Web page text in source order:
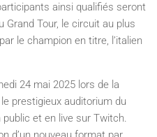
ainsi qualifiés seront
Tour, le circuit au plus
le champion en titre, l’italien
24 mai 2025 lors de la
prestigieux auditorium du
public et en live sur Twitch.